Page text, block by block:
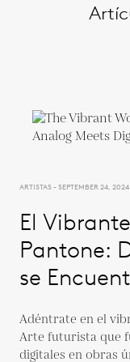
ARTISTAS - SEPTEMBER 24, 2024
El
Pantone:
se
Adéntrate en el
Arte futurista que
digitales en obras